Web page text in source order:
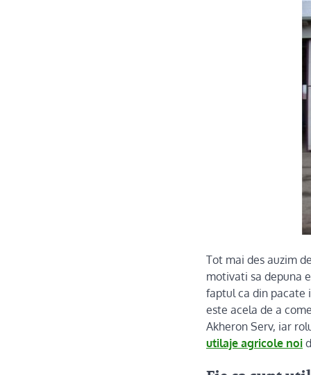
Tot mai des auzim
motivati sa depuna
faptul ca din pacate
este acela de a
Akheron Serv, iar
utilaje agricole noi